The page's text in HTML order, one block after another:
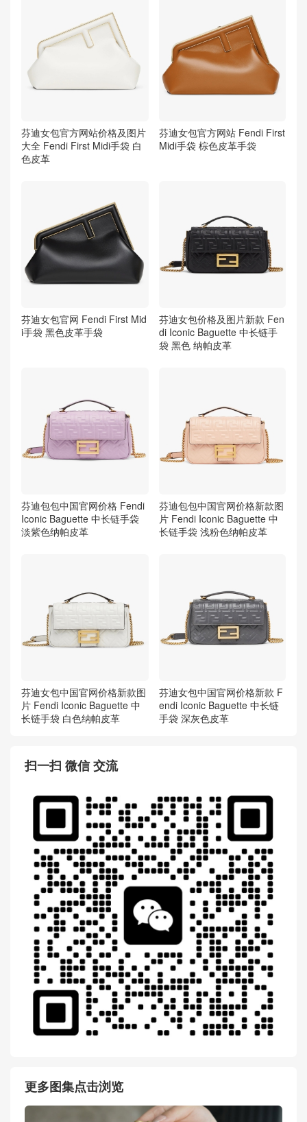
芬迪女包官方网站价格及图片
大全 Fendi First Midi手袋 白
色皮革
芬迪女包官方网站 Fendi First
Midi手袋 棕色皮革手袋
芬迪女包官网 Fendi First Mid
i手袋 黑色皮革手袋
芬迪女包价格及图片新款 Fen
di Iconic Baguette 中长链手
袋 黑色 纳帕皮革
芬迪包包中国官网价格 Fendi
Iconic Baguette 中长链手袋
淡紫色纳帕皮革
芬迪包包中国官网价格新款图
片 Fendi Iconic Baguette 中
长链手袋 浅粉色纳帕皮革
芬迪女包中国官网价格新款图
片 Fendi Iconic Baguette 中
长链手袋 白色纳帕皮革
芬迪女包中国官网价格新款 F
endi Iconic Baguette 中长链
手袋 深灰色皮革
扫一扫 微信 交流
更多图集点击浏览